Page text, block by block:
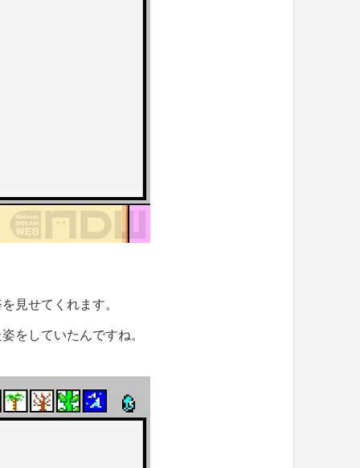
見せてくれます。
をしていたんですね。